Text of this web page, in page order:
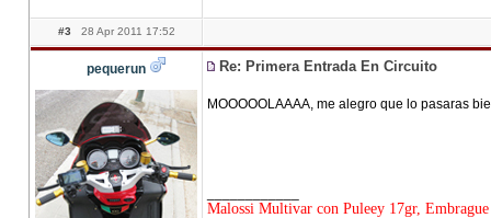
#3 28 Apr 2011 17:52
pequerun Re: Primera Entrada En Circuito
MOOOOOLAAAA, me alegro que lo pasaras
Malossi Multivar con Puleey 17gr,